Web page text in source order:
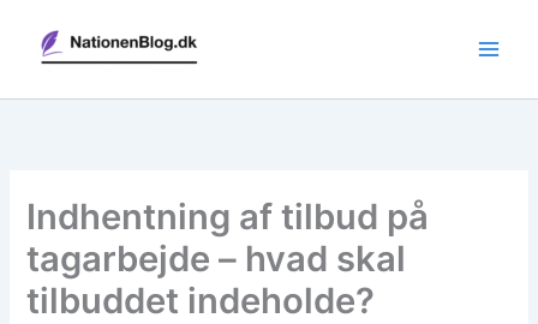
indholdet
Indhentning af tilbud på
tagarbejde – hvad skal
tilbuddet indeholde?